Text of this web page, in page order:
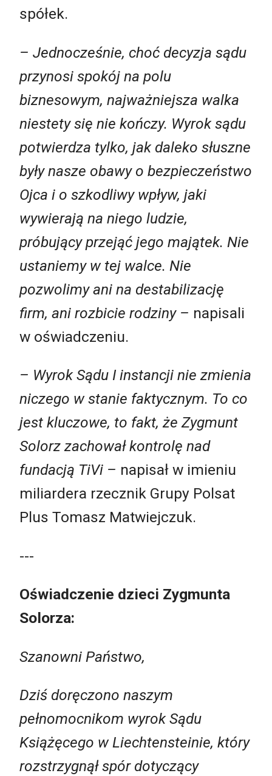
spółek.
– Jednocześnie, choć decyzja sądu
przynosi spokój na polu
biznesowym, najważniejsza walka
niestety się nie kończy. Wyrok sądu
potwierdza tylko, jak daleko słuszne
były nasze obawy o bezpieczeństwo
Ojca i o szkodliwy wpływ, jaki
wywierają na niego ludzie,
próbujący przejąć jego majątek. Nie
ustaniemy w tej walce. Nie
pozwolimy ani na destabilizację
firm, ani rozbicie rodziny – napisali
w oświadczeniu.
– Wyrok Sądu I instancji nie zmienia
niczego w stanie faktycznym. To co
jest kluczowe, to fakt, że Zygmunt
Solorz zachował kontrolę nad
fundacją TiVi – napisał w imieniu
miliardera rzecznik Grupy Polsat
Plus Tomasz Matwiejczuk.
---
Oświadczenie dzieci Zygmunta
Solorza:
Szanowni Państwo,
Dziś doręczono naszym
pełnomocnikom wyrok Sądu
Książęcego w Liechtensteinie, który
rozstrzygnął spór dotyczący